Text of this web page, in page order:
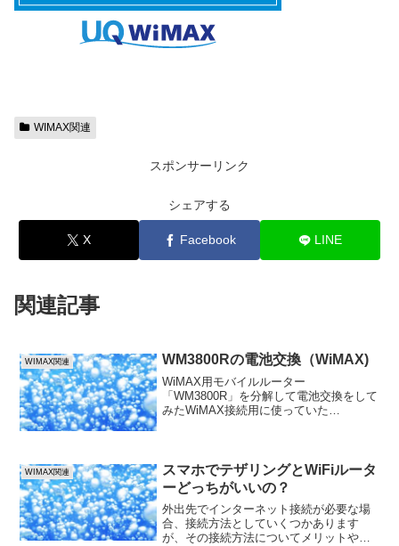
WIMAX関連
スポンサーリンク
シェアする
X Facebook LINE
関連記事
WIMAX関連 WM3800Rの電池交換（WiMAX)
WiMAX用モバイルルーター
「WM3800R」を分解して電池交換をして
みたWiMAX接続用に使っていた
起動はするのだが、...
WIMAX関連
スマホでテザリングとWiFiルータ
ーどっちがいいの？
外出先でインターネット接続が必要な場
合、接続方法としていくつかあります
が、その接続方法についてメリットやデ